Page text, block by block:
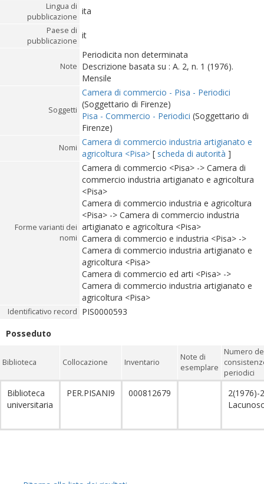
Lingua di
pubblicazione
ita
Paese di
pubblicazione
it
Note
Periodicita non determinata
Descrizione basata su : A. 2, n. 1 (1976).
Mensile
Soggetti
Camera di commercio - Pisa - Periodici
(Soggettario di Firenze)
Pisa - Commercio - Periodici (Soggettario di
Firenze)
Nomi
Camera di commercio industria artigianato e
agricoltura <Pisa> [ scheda di autorità ]
Forme varianti dei
nomi
Camera di commercio <Pisa> -> Camera di
commercio industria artigianato e agricoltura
<Pisa>
Camera di commercio industria e agricoltura
<Pisa> -> Camera di commercio industria
artigianato e agricoltura <Pisa>
Camera di commercio e industria <Pisa> ->
Camera di commercio industria artigianato e
agricoltura <Pisa>
Camera di commercio ed arti <Pisa> ->
Camera di commercio industria artigianato e
agricoltura <Pisa>
Identificativo record PIS0000593
Posseduto
Biblioteca Collocazione Inventario
Note di
esemplare
Numero
periodici
Biblioteca
universitaria
PER.PISANI9 000812679
2(1976)-